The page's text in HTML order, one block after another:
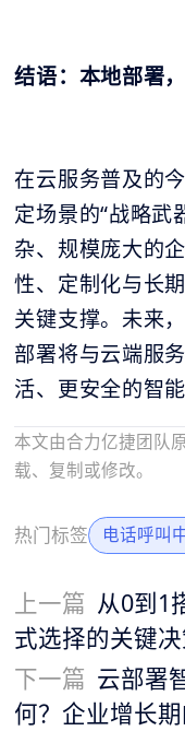
结语：本地部署
在云服务普及的
定场景的“战略武
杂、规模庞大的
性、定制化与长
关键支撑。未来
部署将与云端服
活、更安全的智
本文由合力亿捷团队
载、复制或修改。
热门标签 电话呼叫
上一篇 从0到1
式选择的关键
下一篇 云部署
何？企业增长